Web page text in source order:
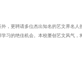
，更聘请多位杰出知名的艺文界名人
习的绝佳机会。本校屡创艺文风气，